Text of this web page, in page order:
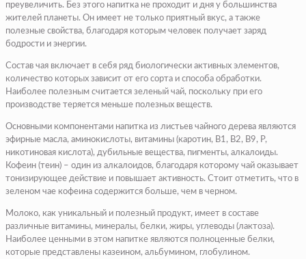
преувеличить. Без этого напитка не проходит и дня у большинства
жителей планеты. Он имеет не только приятный вкус, а также
полезные свойства, благодаря которым человек получает заряд
бодрости и энергии.
Состав чая включает в себя ряд биологически активных элементов,
количество которых зависит от его сорта и способа обработки.
Наиболее полезным считается зеленый чай, поскольку при его
производстве теряется меньше полезных веществ.
Основными компонентами напитка из листьев чайного дерева являются
эфирные масла, аминокислоты, витамины (каротин, В1, В2, В9, Р,
никотиновая кислота), дубильные вещества, пигменты, алкалоиды.
Кофеин (теин) – один из алкалоидов, благодаря которому чай оказывает
тонизирующее действие и повышает активность. Стоит отметить, что в
зеленом чае кофеина содержится больше, чем в черном.
Молоко, как уникальный и полезный продукт, имеет в составе
различные витамины, минералы, белки, жиры, углеводы (лактоза).
Наиболее ценными в этом напитке являются полноценные белки,
которые представлены казеином, альбумином, глобулином.